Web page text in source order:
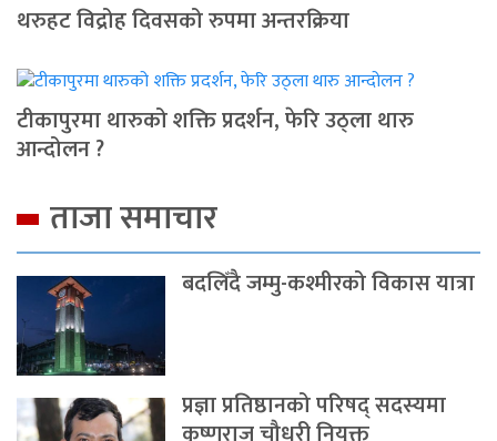
थरुहट विद्रोह दिवसको रुपमा अन्तरक्रिया
टीकापुरमा थारुको शक्ति प्रदर्शन, फेरि उठ्ला थारु
आन्दोलन ?
ताजा समाचार
बदलिँदै जम्मु-कश्मीरको विकास यात्रा
प्रज्ञा प्रतिष्ठानको परिषद् सदस्यमा